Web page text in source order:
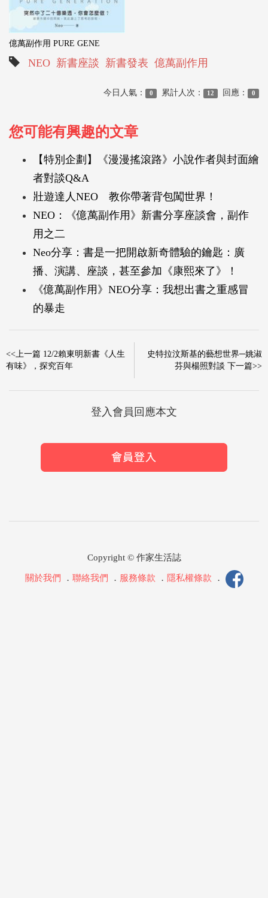
億萬副作用 PURE GENE
NEO 新書座談 新書發表 億萬副作用
今日人氣： 0 累計人次： 12 回應： 0
您可能有興趣的文章
【特別企劃】《漫漫搖滾路》小說作者與封面繪
者對談Q&A
壯遊達人NEO 教你帶著背包闖世界！
NEO：《億萬副作用》新書分享座談會，副作
用之二
Neo分享：書是一把開啟新奇體驗的鑰匙：廣
播、演講、座談，甚至參加《康熙來了》！
《億萬副作用》NEO分享：我想出書之重感冒
的暴走
<<上一篇 12/2賴東明新書《人生
有味》，探究百年
史特拉汶斯基的藝想世界─姚淑
芬與楊照對談 下一篇>>
登入會員回應本文
Copyright © 作家生活誌
關於我們 ． 聯絡我們 ． 服務條款 ． 隱私權條款 ．